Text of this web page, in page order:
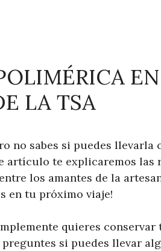
LA TSA
no sabes si puedes llevarla
artículo te explicaremos las
los amantes de la
en tu próximo viaje!
quieres
si puedes llevar